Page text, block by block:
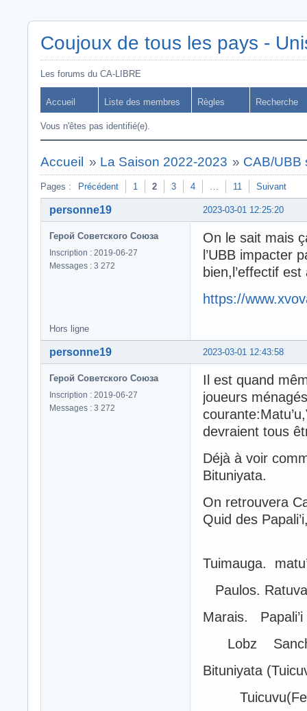
Coujoux de tous les pays -
Les forums du CA-LIBRE
Accueil Liste des membres Règles Recherche
Vous n'êtes pas identifié(e).
Accueil » La Saison 2022-2023 » CAB/UBB
Pages : Précédent 1 2 3 4 … 11 Suivant
2023-03-01 12:25:20
personne19
Герой Советского Союза
Inscription : 2019-06-27
Messages : 3 272
On le sait mais
l’UBB impacter
bien,l’effectif
https://
Hors ligne
2023-03-01 12:43:58
personne19
Герой Советского Союза
Inscription : 2019-06-27
Messages : 3 272
Il est quand
joueurs
devraient tous
Déjà à voir
Bituniyata.
On retrouvera
Quid des
Tuimauga.
Paulos.
Marais.
Lobz
Bituniyata